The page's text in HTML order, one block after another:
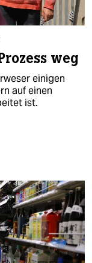
weg
einigen
auf einen
ist.